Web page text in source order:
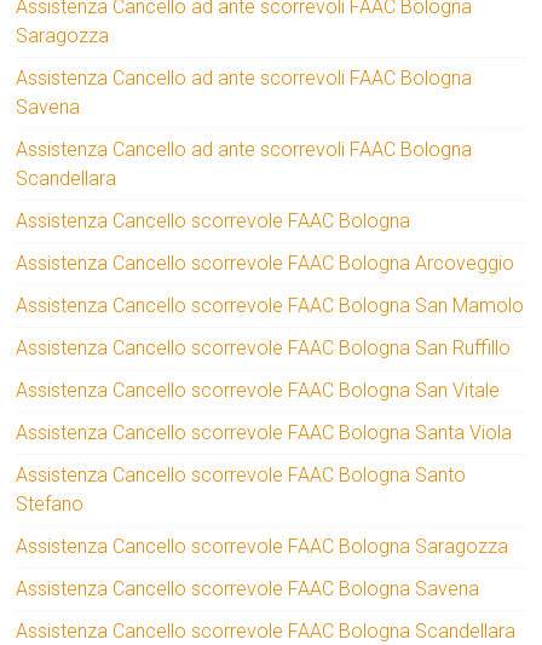
Assistenza Cancello ad ante scorrevoli FAAC Bologna
Saragozza
Assistenza Cancello ad ante scorrevoli FAAC Bologna
Savena
Assistenza Cancello ad ante scorrevoli FAAC Bologna
Scandellara
Assistenza Cancello scorrevole FAAC Bologna
Assistenza Cancello scorrevole FAAC Bologna Arcoveggio
Assistenza Cancello scorrevole FAAC Bologna San Mamolo
Assistenza Cancello scorrevole FAAC Bologna San Ruffillo
Assistenza Cancello scorrevole FAAC Bologna San Vitale
Assistenza Cancello scorrevole FAAC Bologna Santa Viola
Assistenza Cancello scorrevole FAAC Bologna Santo
Stefano
Assistenza Cancello scorrevole FAAC Bologna Saragozza
Assistenza Cancello scorrevole FAAC Bologna Savena
Assistenza Cancello scorrevole FAAC Bologna Scandellara